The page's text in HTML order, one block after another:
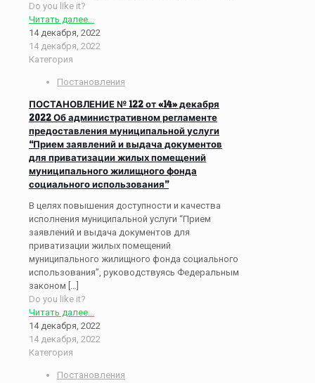
Do you like it?
Читать далее...
14 декабря, 2022
14 декабря, 2022
Категория
Постановления
ПОСТАНОВЛЕНИЕ № 122 от «14» декабря
2022 Об административном регламенте
предоставления муниципальной услуги
“Прием заявлений и выдача документов
для приватизации жилых помещений
муниципального жилищного фонда
социального использования”
В целях повышения доступности и качества
исполнения муниципальной услуги “Прием
заявлений и выдача документов для
приватизации жилых помещений
муниципального жилищного фонда социального
использования”, руководствуясь Федеральным
законом […]
Do you like it?
Читать далее...
14 декабря, 2022
14 декабря, 2022
Категория
Постановления